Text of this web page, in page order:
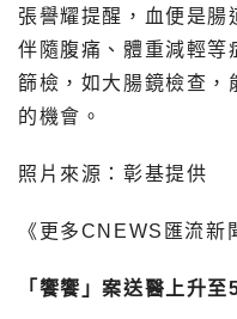
張譽耀提醒，血便是腸
伴隨腹痛、體重減輕等
篩檢，如大腸鏡檢查，
的機會。
照片來源：彰基提供
《更多CNEWS匯流新
「饗饗」案送醫上升